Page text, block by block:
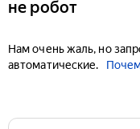
не робот
Нам очень жаль, но
автоматические.